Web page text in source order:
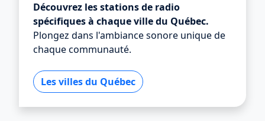
Découvrez les stations de radio
spécifiques à chaque ville du Québec.
Plongez dans l'ambiance sonore unique de
chaque communauté.
Les villes du Québec